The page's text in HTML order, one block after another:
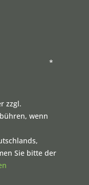
*
zzgl.
wenn
Sie bitte der